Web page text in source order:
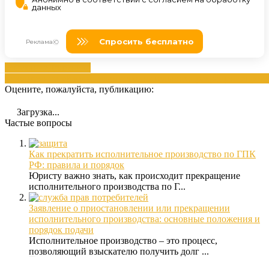
Оцените, пожалуйста, публикацию:
Загрузка...
Частые вопросы
Как прекратить исполнительное производство по ГПК
РФ: правила и порядок
Юристу важно знать, как происходит прекращение
исполнительного производства по Г...
Заявление о приостановлении или прекращении
исполнительного производства: основные положения и
порядок подачи
Исполнительное производство – это процесс,
позволяющий взыскателю получить долг ...